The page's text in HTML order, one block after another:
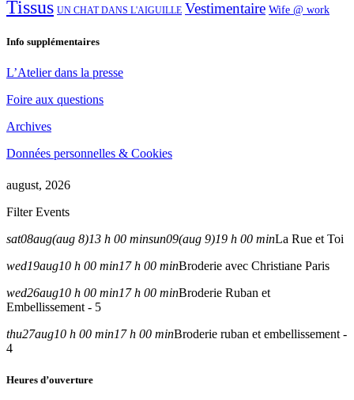
Tissus UN CHAT DANS L'AIGUILLE Vestimentaire Wife @ work
Info supplémentaires
L’Atelier dans la presse
Foire aux questions
Archives
Données personnelles & Cookies
august, 2026
Filter Events
sat08aug(aug 8)13 h 00 minsun09(aug 9)19 h 00 minLa Rue et Toi
wed19aug10 h 00 min17 h 00 minBroderie avec Christiane Paris
wed26aug10 h 00 min17 h 00 minBroderie Ruban et
Embellissement - 5
thu27aug10 h 00 min17 h 00 minBroderie ruban et embellissement -
4
Heures d’ouverture